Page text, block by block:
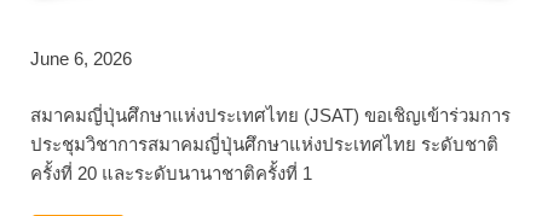
June 6, 2026
สมาคมญี่ปุ่นศึกษาแห่งประเทศไทย (JSAT) ขอเชิญเข้าร่วมการ
ประชุมวิชาการสมาคมญี่ปุ่นศึกษาแห่งประเทศไทย ระดับชาติ
ครั้งที่ 20 และระดับนานาชาติครั้งที่ 1